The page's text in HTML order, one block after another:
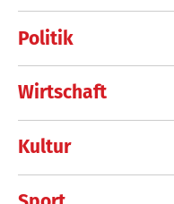
Politik
Wirtschaft
Kultur